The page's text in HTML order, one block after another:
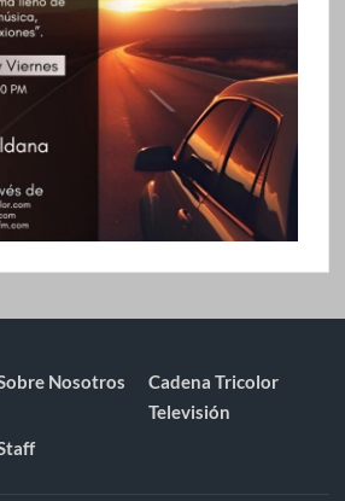
Nosotros
Cadena Tricolor
Televisión